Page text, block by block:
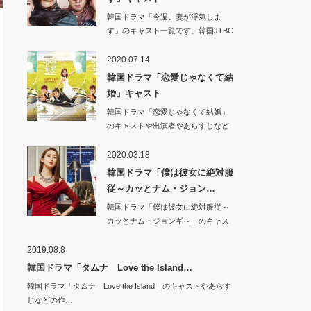
韓国ドラマ「今週、妻が浮気しま
す」のキャスト一覧です。韓国JTBC
2020.07.14
韓国ドラマ「恋愛じゃなくて結
婚」キャスト
韓国ドラマ「恋愛じゃなくて結婚」
のキャストや出演者やあらすじなど
2020.03.18
韓国ドラマ「僕は彼女に絶対服
従～カッとナム・ジョン…
韓国ドラマ「僕は彼女に絶対服従～
カッとナム・ジョンギ～」のキャス
2019.08.8
韓国ドラマ「タムナ Love the Island…
韓国ドラマ「タムナ Love the Island」のキャストやあらす
じなどの作…